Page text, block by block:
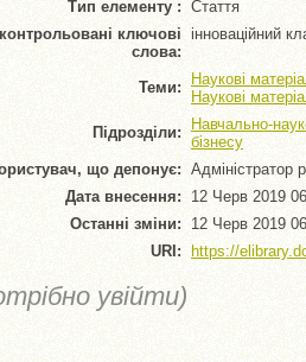
Тип елементу : Стаття
ключові
слова:
інноваційний
Теми:
Наукові
Наукові
Підрозділи:
Навчально-
бізнесу
що депонує: Адміністратор
Дата внесення: 12 Черв 2019
Останні зміни: 12 Черв 2019
URI:
https://
увійти)